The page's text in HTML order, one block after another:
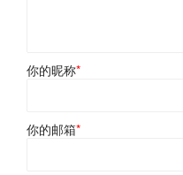
你的昵称*
你的邮箱*